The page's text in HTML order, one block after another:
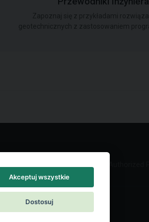
|Kontakt
Akceptuj wszystkie
Dostosuj